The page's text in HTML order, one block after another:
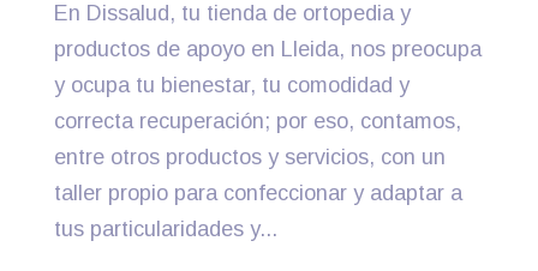
En Dissalud, tu tienda de ortopedia y
productos de apoyo en Lleida, nos preocupa
y ocupa tu bienestar, tu comodidad y
correcta recuperación; por eso, contamos,
entre otros productos y servicios, con un
taller propio para confeccionar y adaptar a
tus particularidades y...